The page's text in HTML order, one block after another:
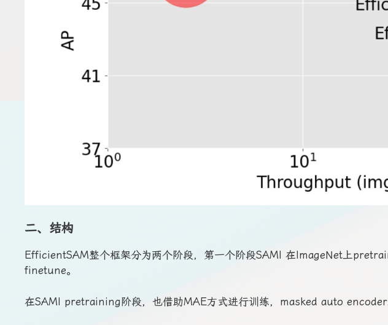
二、结构
EfficientSAM整个框架分为两个阶段，第一个阶段SAMI 在ImageNet上
finetune。
在SAMI pretraining阶段，也借助MAE方式进行训练，masked auto encoder